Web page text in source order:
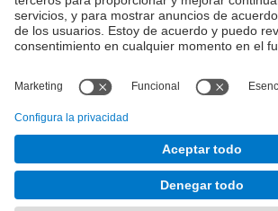
Configuración de privacidad